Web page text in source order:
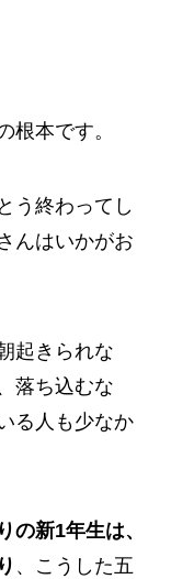
本です。
う終わってし
んはいかがお
起きられな
落ち込むな
る人も少なか
の新1年生は、
、こうした五